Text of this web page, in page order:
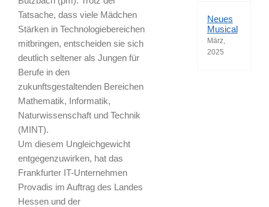
Tatsache, dass viele Mädchen
Stärken in Technologiebereichen
mitbringen, entscheiden sie sich
deutlich seltener als Jungen für
Berufe in den
zukunftsgestaltenden Bereichen
Mathematik, Informatik,
Naturwissenschaft und Technik
(MINT).
Um diesem Ungleichgewicht
entgegenzuwirken, hat das
Frankfurter IT-Unternehmen
Provadis im Auftrag des Landes
Hessen und der
Neues
Musical
März,
2025